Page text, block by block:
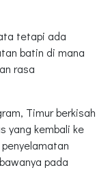
tetapi ada
batin di mana
rasa
Timur berkisah
yang kembali ke
pada